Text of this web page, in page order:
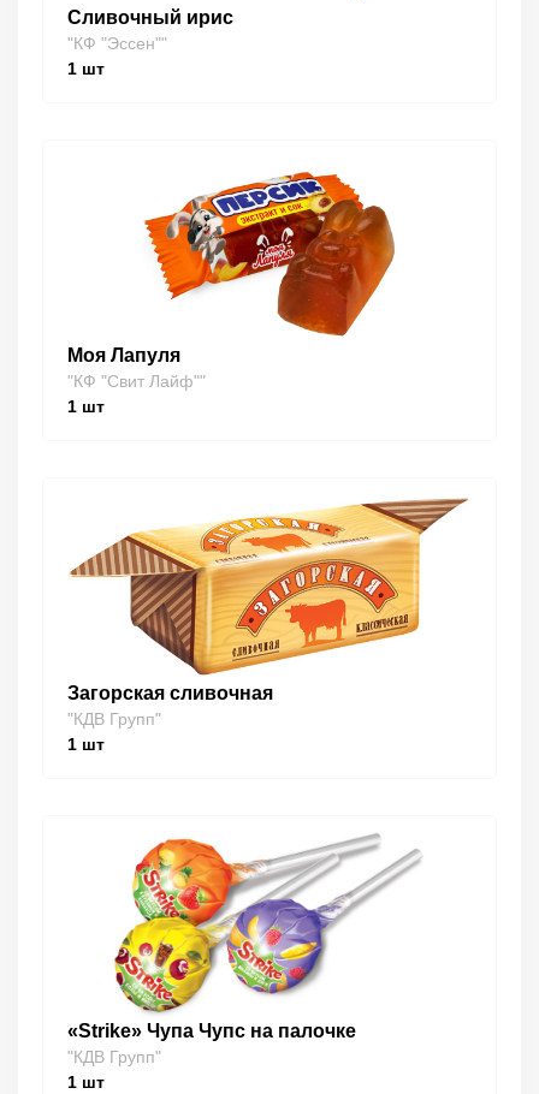
Сливочный ирис
"КФ "Эссен""
1 шт
Моя Лапуля
"КФ "Свит Лайф""
1 шт
Загорская сливочная
"КДВ Групп"
1 шт
«Strike» Чупа Чупс на палочке
"КДВ Групп"
1 шт